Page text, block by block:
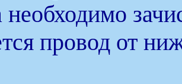
необходимо
провод от